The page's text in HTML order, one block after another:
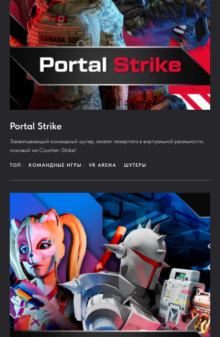
Portal Strike
Захватывающий командный шутер, аналог лазертага в виртуальной реальности,
похожий на Counter–Strike!
ТОП КОМАНДНЫЕ ИГРЫ VR ARENA ШУТЕРЫ